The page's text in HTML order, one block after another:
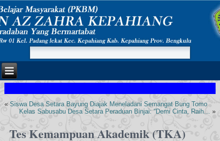
«Siswa Desa Setara Bayung Diajak Meneladani Semangat Bung Tomo
Kelas Sabusabu Desa Setara Peraduan Binjai: “Demi Cinta, Raih… »
Tes Kemampuan Akademik (TKA)